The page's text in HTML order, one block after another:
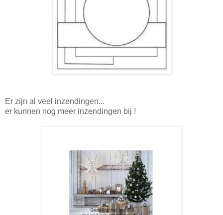
Er zijn al veel inzendingen...
er kunnen nog meer inzendingen bij !